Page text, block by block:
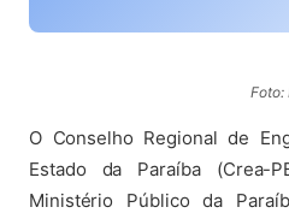
Foto:
O Conselho Regional de
Estado da Paraíba (Crea-
Ministério Público da